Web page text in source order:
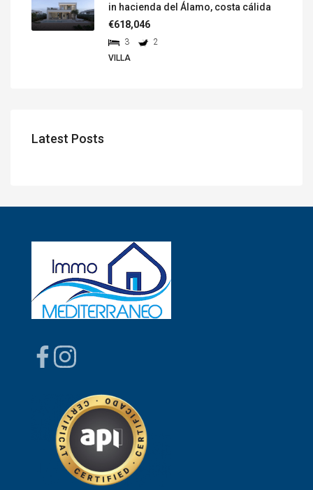
in hacienda del Álamo, costa cálida
€618,046
3
2
VILLA
Latest Posts